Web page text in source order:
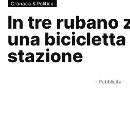
Cronaca & Politica
In tre rubano
una bicicletta
stazione
- Pubblicità -